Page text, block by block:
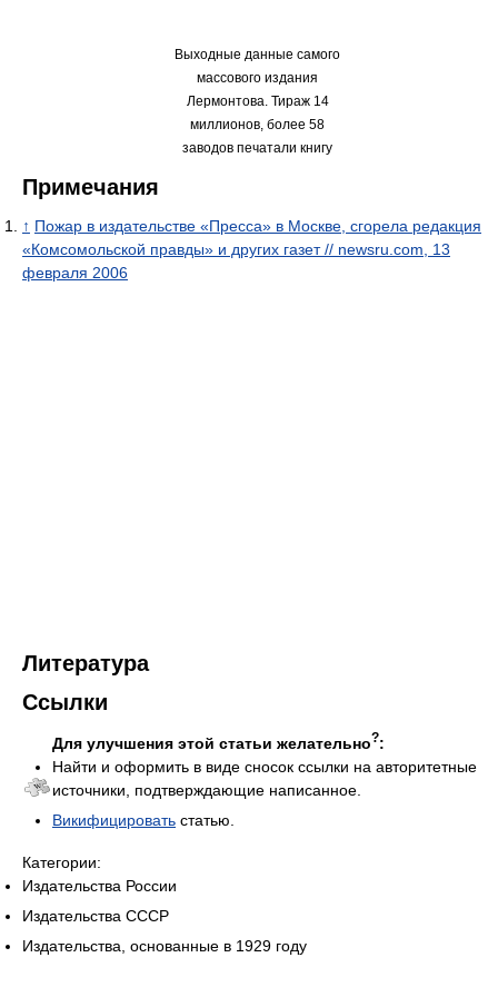
Выходные данные самого
массового издания
Лермонтова. Тираж 14
миллионов, более 58
заводов печатали книгу
Примечания
↑ Пожар в издательстве «Пресса» в Москве, сгорела редакция
«Комсомольской правды» и других газет // newsru.com, 13
февраля 2006
Литература
Ссылки
Для улучшения этой статьи желательно?:
Найти и оформить в виде сносок ссылки на авторитетные
источники, подтверждающие написанное.
Викифицировать статью.
Категории:
Издательства России
Издательства СССР
Издательства, основанные в 1929 году